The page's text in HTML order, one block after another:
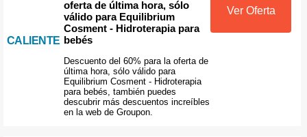
CALIENTE
oferta de última hora, sólo
válido para Equilibrium
Cosment - Hidroterapia para
bebés
Descuento del 60% para la oferta de
última hora, sólo válido para
Equilibrium Cosment - Hidroterapia
para bebés, también puedes
descubrir más descuentos increíbles
en la web de Groupon.
Ver Oferta